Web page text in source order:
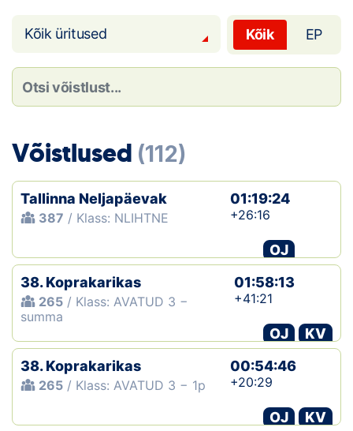
Dokumendid
Suletud maastikud
Püsirajad
Ajalugu
Kõik üritused Kõik EP
Võistlused (112)
Tallinna Neljapäevak
387 / Klass: NLIHTNE
01:19:24
+26:16
OJ
38. Koprakarikas
265 / Klass: AVATUD 3 −
summa
01:58:13
+41:21
OJ
KV
38. Koprakarikas
265 / Klass: AVATUD 3 − 1p
00:54:46
+20:29
OJ
KV